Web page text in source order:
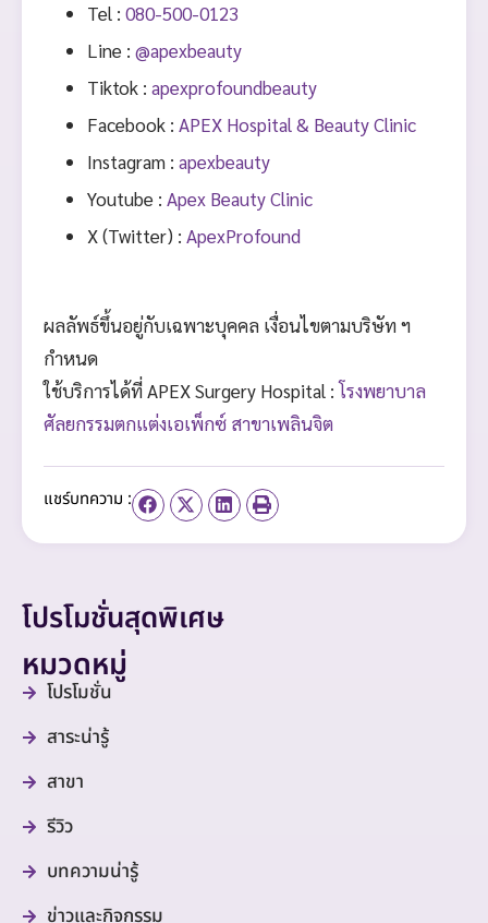
Tel : 080-500-0123
Line : @apexbeauty
Tiktok : apexprofoundbeauty
Facebook : APEX Hospital & Beauty Clinic
Instagram : apexbeauty
Youtube : Apex Beauty Clinic
X (Twitter) : ApexProfound
ผลลัพธ์ขึ้นอยู่กับเฉพาะบุคคล เงื่อนไขตามบริษัท ฯ
กำหนด
ใช้บริการได้ที่ APEX Surgery Hospital :โรงพยาบาล
ศัลยกรรมตกแต่งเอเพ็กซ์ สาขาเพลินจิต
แชร์บทความ :
โปรโมชั่นสุดพิเศษ
หมวดหมู่
โปรโมชั่น
สาระน่ารู้
สาขา
รีวิว
บทความน่ารู้
ข่าวและกิจกรรม